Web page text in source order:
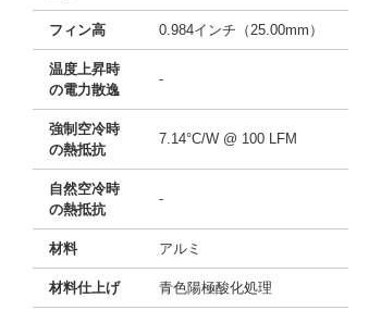
フィン高 0.984インチ（25.00mm）
温度上昇時
の電力散逸
-
強制空冷時
の熱抵抗
7.14°C/W @ 100 LFM
自然空冷時
の熱抵抗
-
材料 アルミ
材料仕上げ 青色陽極酸化処理